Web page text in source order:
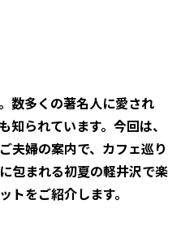
数多くの著名人に愛され
知られています。今回は、
夫婦の案内で、カフェ巡り
包まれる初夏の軽井沢で楽
トをご紹介します。